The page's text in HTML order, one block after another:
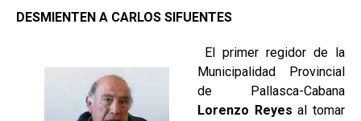
DESMIENTEN A CARLOS SIFUENTES
El primer regidor de la
Municipalidad Provincial
de Pallasca-Cabana
Lorenzo Reyesal tomar